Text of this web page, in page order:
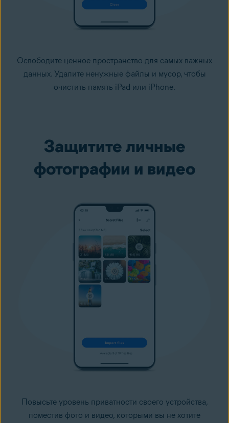
Освободите ценное пространство для самых важных
данных. Удалите ненужные файлы и мусор, чтобы
очистить память iPad или iPhone.
Защитите личные
фотографии и видео
Повысьте уровень приватности своего устройства,
поместив фото и видео, которыми вы не хотите